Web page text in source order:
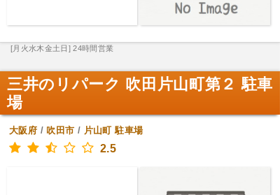
[月火水木金土日] 24時間営業
三井のリパーク 吹田片山町第２ 駐車
場
大阪府 / 吹田市 / 片山町 駐車場
2.5